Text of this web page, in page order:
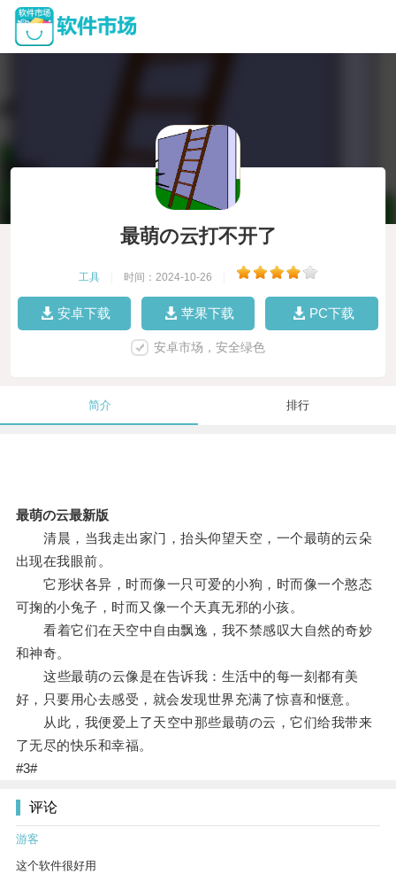
最萌の云打不开了
工具 时间：2024-10-26
安卓下载 苹果下载 PC下载
安卓市场，安全绿色
简介 排行
最萌の云最新版
清晨，当我走出家门，抬头仰望天空，一个最萌的云朵
出现在我眼前。
它形状各异，时而像一只可爱的小狗，时而像一个憨态
可掬的小兔子，时而又像一个天真无邪的小孩。
看着它们在天空中自由飘逸，我不禁感叹大自然的奇妙
和神奇。
这些最萌の云像是在告诉我：生活中的每一刻都有美
好，只要用心去感受，就会发现世界充满了惊喜和惬意。
从此，我便爱上了天空中那些最萌の云，它们给我带来
了无尽的快乐和幸福。
#3#
评论
游客
这个软件很好用